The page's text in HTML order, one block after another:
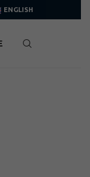
ENGLISH